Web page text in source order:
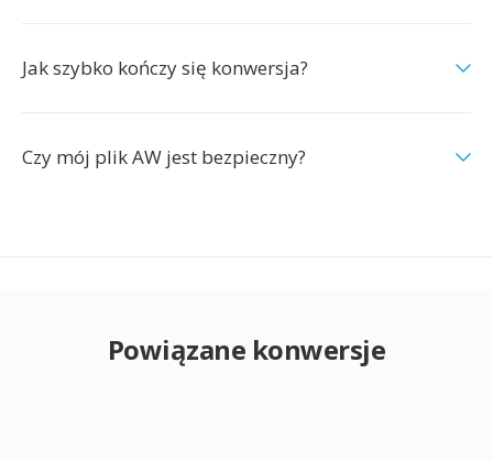
Jak szybko kończy się konwersja?
Czy mój plik AW jest bezpieczny?
Powiązane konwersje